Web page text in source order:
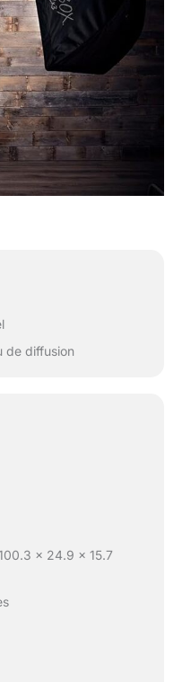
de diffusion
x 24.9 x 15.7